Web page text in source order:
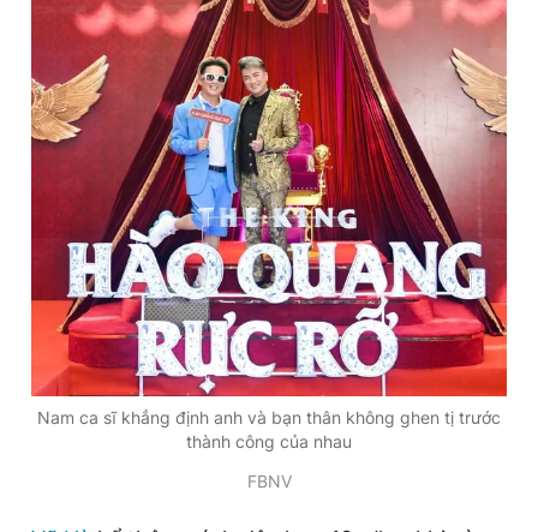
Nam ca sĩ khẳng định anh và bạn thân không ghen tị trước
thành công của nhau
FBNV